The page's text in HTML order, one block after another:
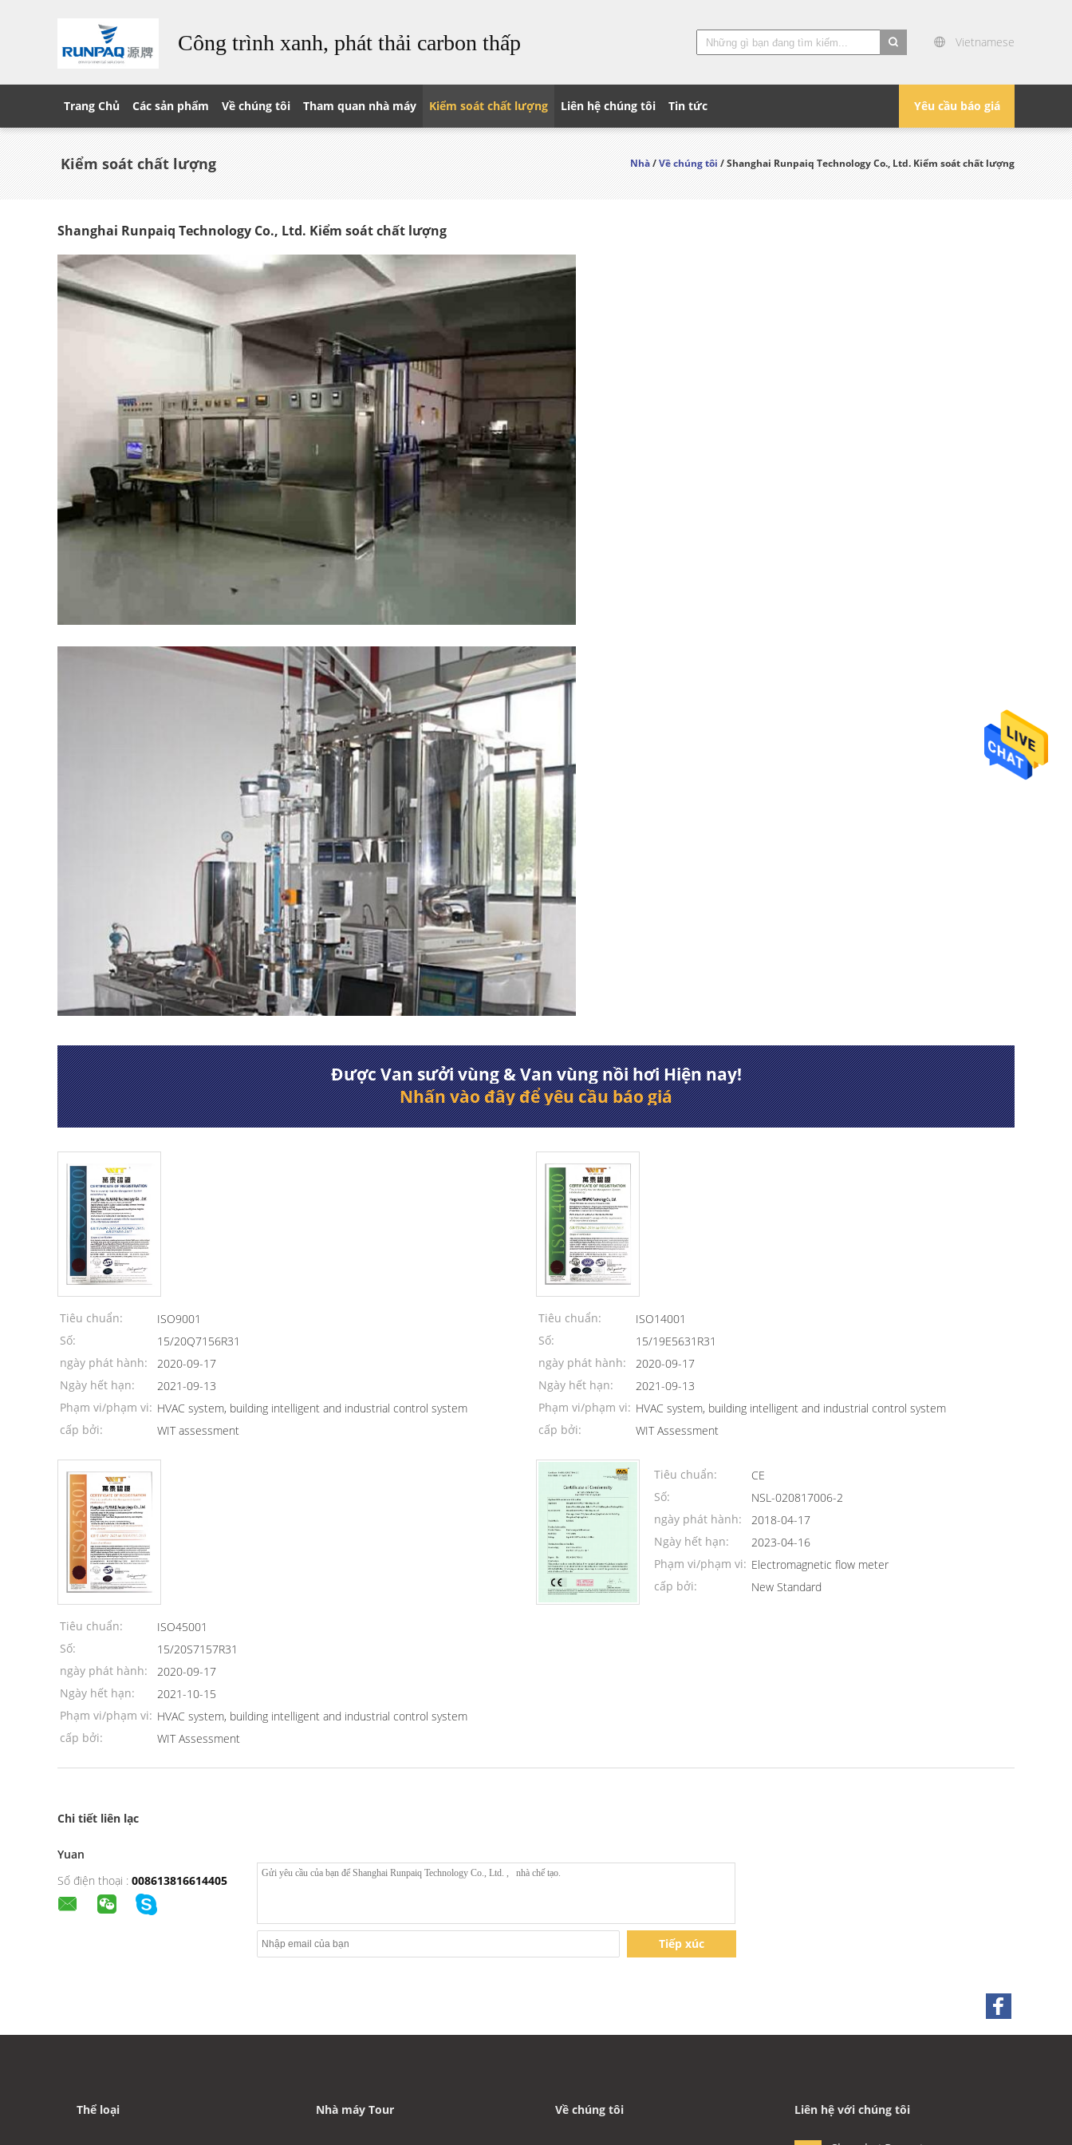
Công trình xanh, phát thải carbon thấp Vietnamese
Yêu cầu báo giá
Trang Chủ Các sản phẩm Về chúng tôi Tham quan nhà máy Kiểm soát chất lượng Liên hệ chúng tôi Tin tức
Kiểm soát chất lượng Nhà/Về chúng tôi/ Shanghai Runpaiq Technology Co., Ltd. Kiểm soát chất lượng
Shanghai Runpaiq Technology Co., Ltd. Kiểm soát chất lượng
Được Van sưởi vùng & Van vùng nồi hơi Hiện nay!
Nhấn vào đây để yêu cầu báo giá
Tiêu chuẩn:
ISO9001
Số:
15/20Q7156R31
ngày phát hành:
2020-09-17
Ngày hết hạn:
2021-09-13
Phạm vi/phạm vi: HVAC system, building intelligent and industrial control system
cấp bởi:
WIT assessment
Tiêu chuẩn:
ISO14001
Số:
15/19E5631R31
ngày phát hành:
2020-09-17
Ngày hết hạn:
2021-09-13
Phạm vi/phạm vi: HVAC system, building intelligent and industrial control system
cấp bởi:
WIT Assessment
Tiêu chuẩn:
ISO45001
Số:
15/20S7157R31
ngày phát hành:
2020-09-17
Ngày hết hạn:
2021-10-15
Phạm vi/phạm vi: HVAC system, building intelligent and industrial control system
cấp bởi:
WIT Assessment
Tiêu chuẩn:
CE
Số:
NSL-020817006-2
ngày phát hành:
2018-04-17
Ngày hết hạn:
2023-04-16
Phạm vi/phạm vi: Electromagnetic flow meter
cấp bởi:
New Standard
Chi tiết liên lạc
Yuan
Số điện thoại : 008613816614405
Tiếp xúc
Thể loại Nhà máy Tour Về chúng tôi Liên hệ với chúng tôi